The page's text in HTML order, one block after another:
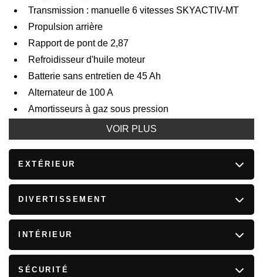
Transmission : manuelle 6 vitesses SKYACTIV-MT
Propulsion arrière
Rapport de pont de 2,87
Refroidisseur d'huile moteur
Batterie sans entretien de 45 Ah
Alternateur de 100 A
Amortisseurs à gaz sous pression
Barre antiroulis avant et arrière
Direction à assistance électrique en fonction de la
Réservoir de carburant de 45 L
Système d'échappement simple en acier inoxydable
avec embout de tuyau d'échappement arrière chromé
Suspension avant à double triangulation avec
hélicoïdaux
Freins à disque aux 4 roues, à disques ventilés avant
VOIR PLUS
EXTÉRIEUR
DIVERTISSEMENT
INTÉRIEUR
SÉCURITÉ